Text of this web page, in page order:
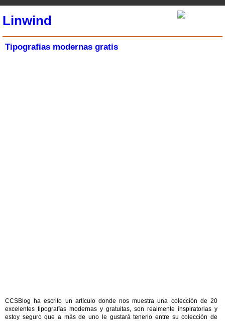
Linwind
Tipografias modernas gratis
CCSBlog ha escrito un artículo donde nos muestra una colección de 20
excelentes tipografías modernas y gratuitas, son realmente inspiratorias y
estoy seguro que a más de uno le gustará tenerlo entre su colección de